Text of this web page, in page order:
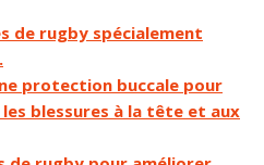
de rugby spécialement
protection buccale pour
blessures à la tête et aux